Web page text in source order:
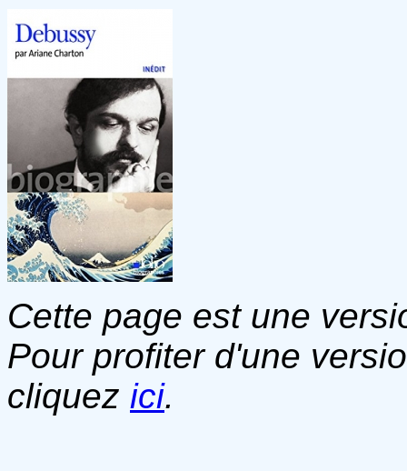
Cette page est une
Pour profiter d'une
cliquez ici.